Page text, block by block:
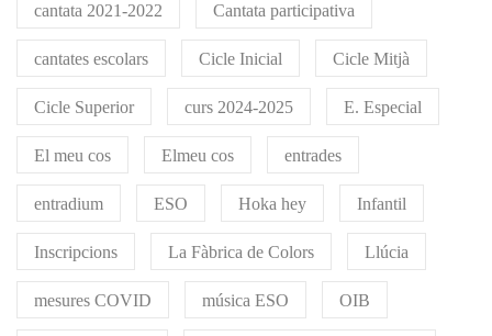
cantata 2021-2022 Cantata participativa
cantates escolars Cicle Inicial Cicle Mitjà
Cicle Superior curs 2024-2025 E. Especial
El meu cos Elmeu cos entrades
entradium ESO Hoka hey Infantil
Inscripcions La Fàbrica de Colors Llúcia
mesures COVID música ESO OIB